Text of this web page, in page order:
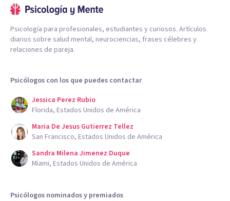
Psicología para profesionales, estudiantes y curiosos. Artículos
diarios sobre salud mental, neurociencias, frases célebres y
relaciones de pareja.
Psicólogos con los que puedes contactar
Jessica Perez Rubio
Florida, Estados Unidos de América
Maria De Jesus Gutierrez Tellez
San Francisco, Estados Unidos de América
Sandra Milena Jimenez Duque
Miami, Estados Unidos de América
Psicólogos nominados y premiados